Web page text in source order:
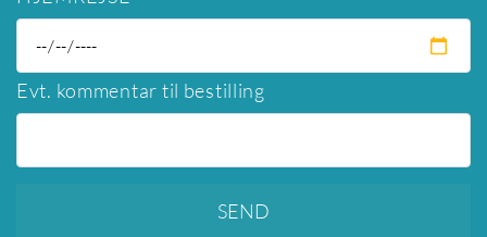
Evt. kommentar til bestilling